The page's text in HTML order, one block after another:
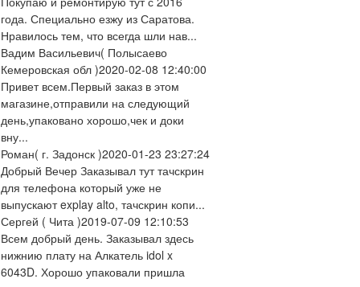
года. Специально езжу из Саратова.
Нравилось тем, что всегда шли нав...
Вадим Васильевич( Полысаево
Кемеровская обл )2020-02-08 12:40:00
Привет всем.Первый заказ в этом
магазине,отправили на следующий
день,упаковано хорошо,чек и доки
вну...
Роман( г. Задонск )2020-01-23 23:27:24
Добрый Вечер Заказывал тут тачскрин
для телефона который уже не
выпускают explay alto, тачскрин копи...
Сергей ( Чита )2019-07-09 12:10:53
Всем добрый день. Заказывал здесь
нижнию плату на Алкатель idol x
6043D. Хорошо упаковали пришла